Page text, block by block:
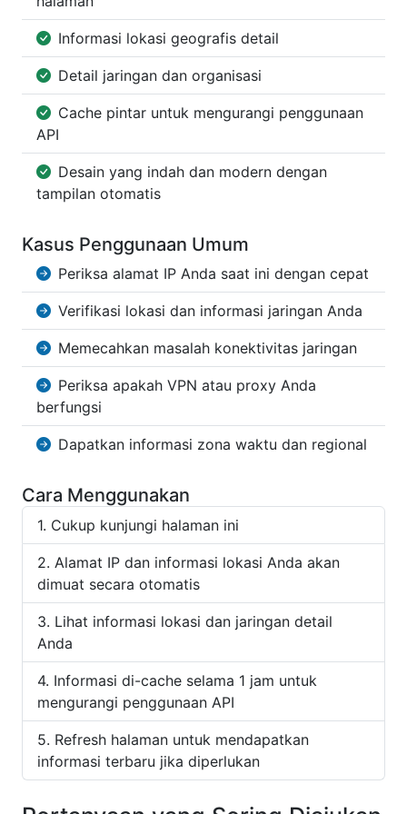
Informasi lokasi geografis detail
Detail jaringan dan organisasi
Cache pintar untuk mengurangi penggunaan
API
Desain yang indah dan modern dengan
tampilan otomatis
Kasus Penggunaan Umum
Periksa alamat IP Anda saat ini dengan cepat
Verifikasi lokasi dan informasi jaringan Anda
Memecahkan masalah konektivitas jaringan
Periksa apakah VPN atau proxy Anda
berfungsi
Dapatkan informasi zona waktu dan regional
Cara Menggunakan
Cukup kunjungi halaman ini
Alamat IP dan informasi lokasi Anda akan
dimuat secara otomatis
Lihat informasi lokasi dan jaringan detail
Anda
Informasi di-cache selama 1 jam untuk
mengurangi penggunaan API
Refresh halaman untuk mendapatkan
informasi terbaru jika diperlukan